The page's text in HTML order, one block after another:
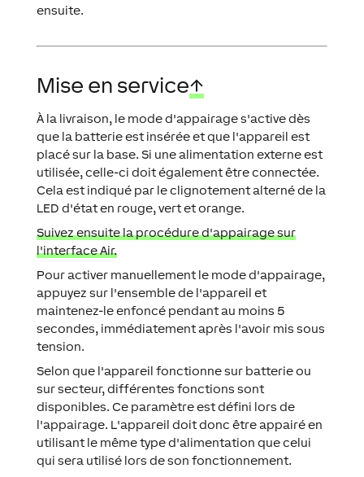
ensuite.
Mise en service↑
À la livraison, le mode d'appairage s'active dès
que la batterie est insérée et que l'appareil est
placé sur la base. Si une alimentation externe est
utilisée, celle-ci doit également être connectée.
Cela est indiqué par le clignotement alterné de la
LED d'état en rouge, vert et orange.
Suivez ensuite la procédure d'appairage sur
l'interface Air.
Pour activer manuellement le mode d'appairage,
appuyez sur l'ensemble de l'appareil et
maintenez-le enfoncé pendant au moins 5
secondes, immédiatement après l'avoir mis sous
tension.
Selon que l'appareil fonctionne sur batterie ou
sur secteur, différentes fonctions sont
disponibles. Ce paramètre est défini lors de
l'appairage. L'appareil doit donc être appairé en
utilisant le même type d'alimentation que celui
qui sera utilisé lors de son fonctionnement.